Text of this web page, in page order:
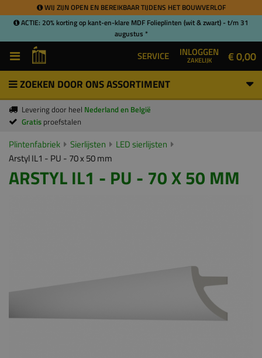
WIJ ZIJN OPEN EN BEREIKBAAR TIJDENS HET BOUWVERLOF
ACTIE: 20% korting op kant-en-klare MDF Folieplinten (wit & zwart) - t/m 31
augustus *
SERVICE INLOGGEN
ZAKELIJK € 0,00
ZOEKEN DOOR ONS ASSORTIMENT
Levering door heel Nederland en België
Gratis proefstalen
Plintenfabriek Sierlijsten
LED sierlijsten
Arstyl IL1 - PU - 70 x 50 mm
ARSTYL IL1 - PU - 70 X 50 MM